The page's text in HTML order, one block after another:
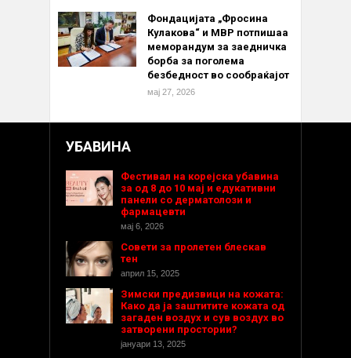
Фондацијата „Фросина
Кулакова“ и МВР потпишаа
меморандум за заедничка
борба за поголема
безбедност во сообраќајот
мај 27, 2026
УБАВИНА
Фестивал на корејска убавина
за од 8 до 10 мај и едукативни
панели со дерматолози и
фармацевти
мај 6, 2026
Совети за пролетен блескав
тен
април 15, 2025
Зимски предизвици на кожата:
Како да ја заштитите кожата од
загаден воздух и сув воздух во
затворени простории?
јануари 13, 2025